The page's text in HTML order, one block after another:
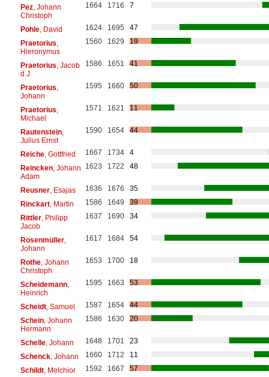
Pez, Johann
Christoph
1664 1716 7
Pohle, David 1624 1695
47
Praetorius
Hieronymus
1560 1629 19
Praetorius , Jacob
d.J.
1586 1651 41
Praetorius
Johann
1595 1660 50
Praetorius
Michael
1571 1621 11
Rautenstein,
Julius Ernst
1590 1654 44
Reiche, Gottfried 1667 1734
4
Reincken, Johann
Adam
1623 1722 48
Reusner, Esajas 1636 1676
35
Rinckart, Martin 1586 1649
39
Rittler, Philipp
Jacob
1637 1690 34
Rosenmüller,
Johann
1617 1684 54
Rothe, Johann
Christoph
1653 1700 18
Scheidemann,
Heinrich
1595 1663 53
Scheidt, Samuel 1587 1654
44
Schein, Johann
Hermann
1586 1630 20
Schelle, Johann 1648 1701
23
Schenck, Johann 1660 1712
11
Schildt, Melchior 1592 1667
57